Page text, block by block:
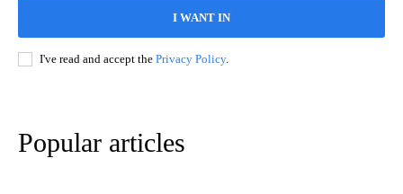
I WANT IN
I've read and accept the Privacy Policy.
Popular articles